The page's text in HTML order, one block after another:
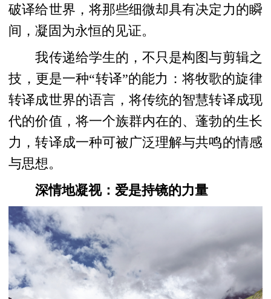
破译给世界，将那些细微却具有决定力的瞬
间，凝固为永恒的见证。
我传递给学生的，不只是构图与剪辑之
技，更是一种“转译”的能力：将牧歌的旋律
转译成世界的语言，将传统的智慧转译成现
代的价值，将一个族群内在的、蓬勃的生长
力，转译成一种可被广泛理解与共鸣的情感
与思想。
深情地凝视：爱是持镜的力量